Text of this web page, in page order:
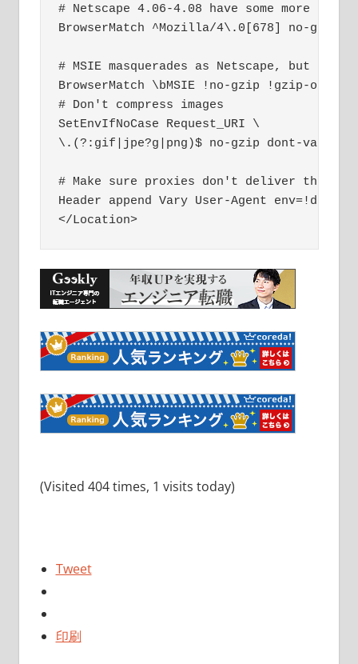
# Netscape 4.06-4.08 have some more
BrowserMatch ^Mozilla/4\.0[678] no-gzip
# MSIE masquerades as Netscape, but it
BrowserMatch \bMSIE !no-gzip !gzip-only-
# Don't compress images
SetEnvIfNoCase Request_URI \
\.(?:gif|jpe?g|png)$ no-gzip dont-vary
# Make sure proxies don't deliver the
Header append Vary User-Agent env=!dont-
(Visited 404 times, 1 visits today)
Tweet
印刷